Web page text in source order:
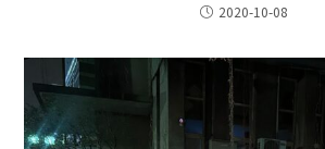
2020-10-08